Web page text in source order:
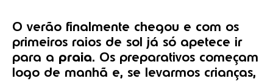
O verão finalmente chegou e com os
primeiros raios de sol já só apetece ir
para a praia. Os preparativos começam
logo de manhã e, se levarmos crianças,